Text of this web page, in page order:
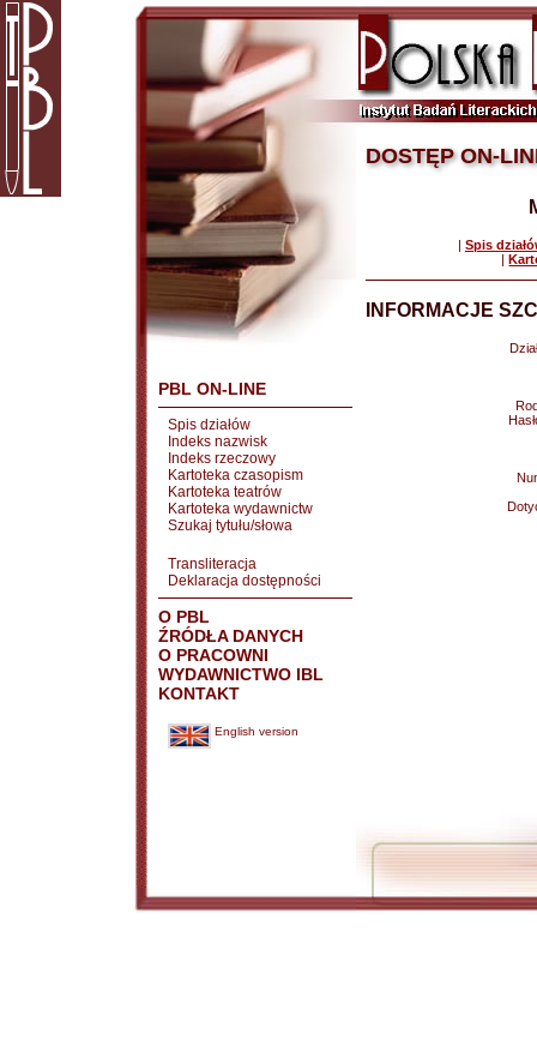
PBL ON-LINE
Spis działów
Indeks nazwisk
Indeks rzeczowy
Kartoteka czasopism
Kartoteka teatrów
Kartoteka wydawnictw
Szukaj tytułu/słowa
Transliteracja
Deklaracja dostępności
O PBL
ŹRÓDŁA DANYCH
O PRACOWNI
WYDAWNICTWO IBL
KONTAKT
English version
DOSTĘP ON-
| Spis
|
INFORMACJE